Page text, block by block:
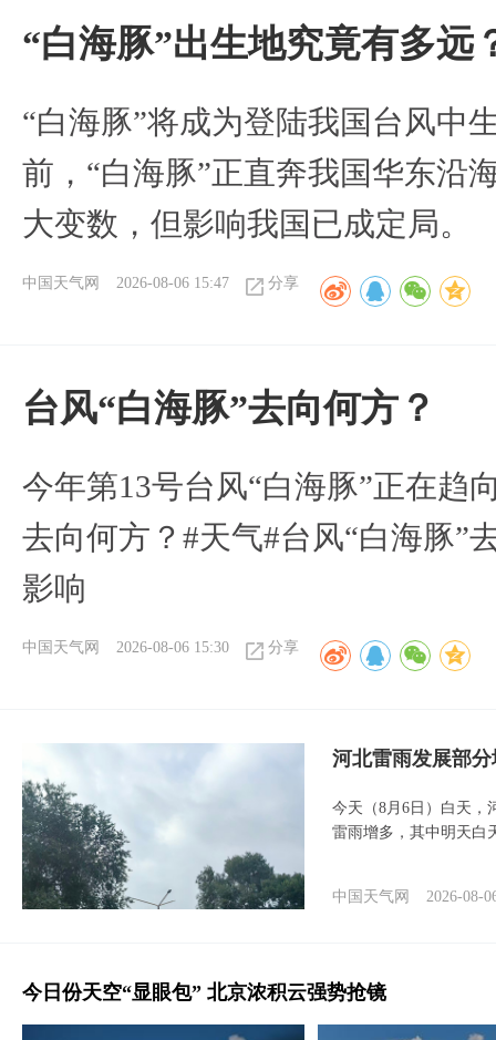
“白海豚”出生地究竟有多远
“白海豚”将成为登陆我国台风中
前，“白海豚”正直奔我国华东沿
大变数，但影响我国已成定局。
中国天气网 2026-08-06 15:47 分享
台风“白海豚”去向何方？
今年第13号台风“白海豚”正在趋
去向何方？#天气#台风“白海豚”
影响
中国天气网 2026-08-06 15:30 分享
河北雷雨发展部
今天（8月6日）白天，
雷雨增多，其中明天白
中国天气网 2026-08-
今日份天空“显眼包” 北京浓积云强势抢镜